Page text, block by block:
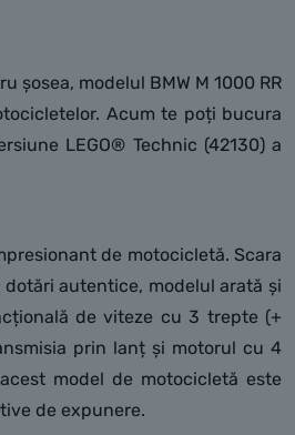
modelul BMW M 1000 RR
Acum te poți bucura
LEGO® Technic (42130) a
de motocicletă. Scara
autentice, modelul arată și
de viteze cu 3 trepte (+
prin lanț și motorul cu 4
model de motocicletă este
de expunere.